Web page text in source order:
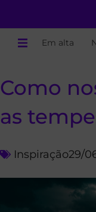
Em alta
Como
as
Inspiração29/